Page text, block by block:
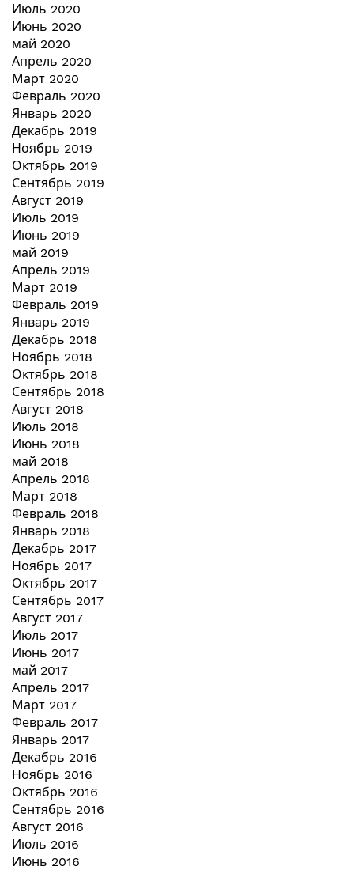
Июль 2020
Июнь 2020
май 2020
Апрель 2020
Март 2020
Февраль 2020
Январь 2020
Декабрь 2019
Ноябрь 2019
Октябрь 2019
Сентябрь 2019
Август 2019
Июль 2019
Июнь 2019
май 2019
Апрель 2019
Март 2019
Февраль 2019
Январь 2019
Декабрь 2018
Ноябрь 2018
Октябрь 2018
Сентябрь 2018
Август 2018
Июль 2018
Июнь 2018
май 2018
Апрель 2018
Март 2018
Февраль 2018
Январь 2018
Декабрь 2017
Ноябрь 2017
Октябрь 2017
Сентябрь 2017
Август 2017
Июль 2017
Июнь 2017
май 2017
Апрель 2017
Март 2017
Февраль 2017
Январь 2017
Декабрь 2016
Ноябрь 2016
Октябрь 2016
Сентябрь 2016
Август 2016
Июль 2016
Июнь 2016